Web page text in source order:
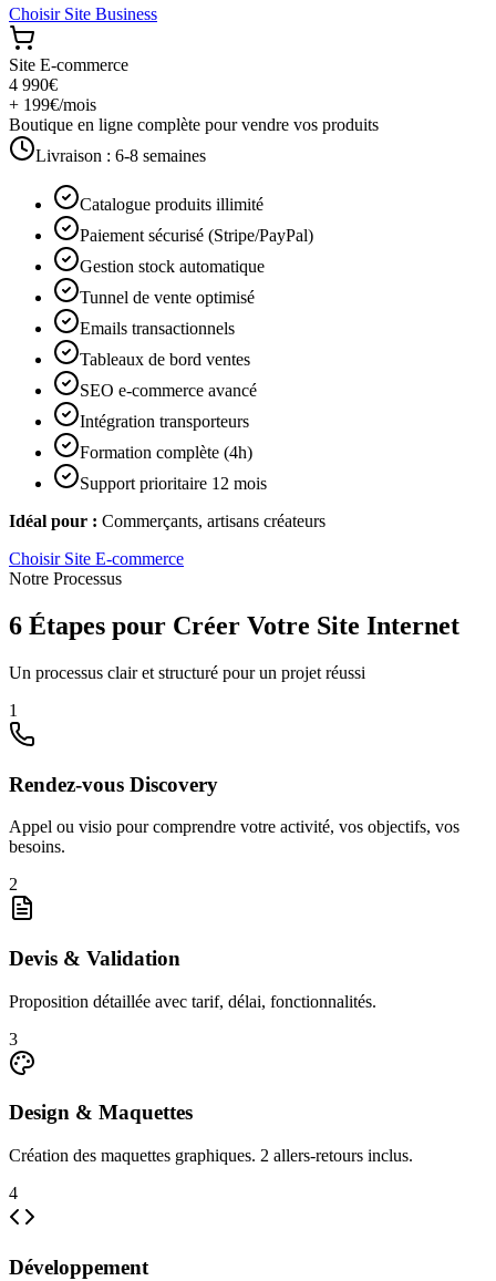
Choisir Site Business
Site E-commerce
4 990€
+ 199€/mois
Boutique en ligne complète pour vendre vos produits
Livraison : 6-8 semaines
Catalogue produits illimité
Paiement sécurisé (Stripe/PayPal)
Gestion stock automatique
Tunnel de vente optimisé
Emails transactionnels
Tableaux de bord ventes
SEO e-commerce avancé
Intégration transporteurs
Formation complète (4h)
Support prioritaire 12 mois
Idéal pour : Commerçants, artisans créateurs
Choisir Site E-commerce
Notre Processus
6 Étapes pour Créer Votre Site Internet
Un processus clair et structuré pour un projet réussi
1
Rendez-vous Discovery
Appel ou visio pour comprendre votre activité, vos objectifs, vos
besoins.
2
Devis & Validation
Proposition détaillée avec tarif, délai, fonctionnalités.
3
Design & Maquettes
Création des maquettes graphiques. 2 allers-retours inclus.
4
Développement